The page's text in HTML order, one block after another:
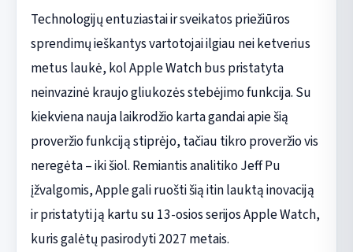
Technologijų entuziastai ir sveikatos priežiūros
sprendimų ieškantys vartotojai ilgiau nei ketverius
metus laukė, kol Apple Watch bus pristatyta
neinvazinė kraujo gliukozės stebėjimo funkcija. Su
kiekviena nauja laikrodžio karta gandai apie šią
proveržio funkciją stiprėjo, tačiau tikro proveržio vis
neregėta – iki šiol. Remiantis analitiko Jeff Pu
įžvalgomis, Apple gali ruošti šią itin lauktą inovaciją
ir pristatyti ją kartu su 13-osios serijos Apple Watch,
kuris galėtų pasirodyti 2027 metais.